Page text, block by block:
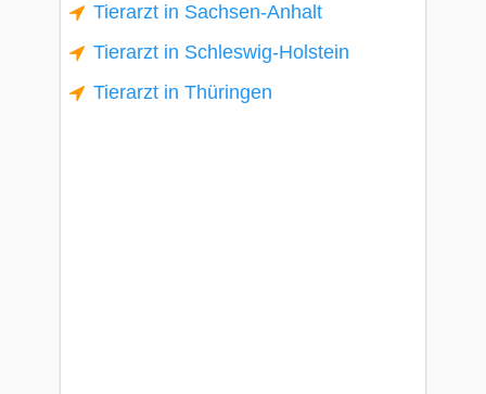
Tierarzt in Sachsen-Anhalt
Tierarzt in Schleswig-Holstein
Tierarzt in Thüringen